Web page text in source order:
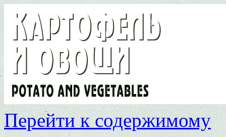
Перейти к содержимому